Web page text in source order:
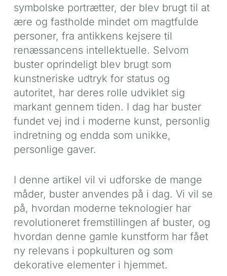
symbolske portrætter, der blev brugt til at
ære og fastholde mindet om magtfulde
personer, fra antikkens kejsere til
renæssancens intellektuelle. Selvom
buster oprindeligt blev brugt som
kunstneriske udtryk for status og
autoritet, har deres rolle udviklet sig
markant gennem tiden. I dag har buster
fundet vej ind i moderne kunst, personlig
indretning og endda som unikke,
personlige gaver.
I denne artikel vil vi udforske de mange
måder, buster anvendes på i dag. Vi vil se
på, hvordan moderne teknologier har
revolutioneret fremstillingen af buster, og
hvordan denne gamle kunstform har fået
ny relevans i popkulturen og som
dekorative elementer i hjemmet.